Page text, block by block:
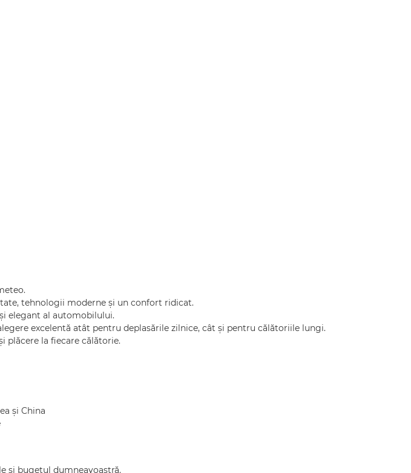
tehnologii moderne și un confort ridicat.
elegant al automobilului.
excelentă atât pentru deplasările zilnice, cât și pentru călătoriile lungi.
plăcere la fiecare călătorie.
și China
și bugetul dumneavoastră.